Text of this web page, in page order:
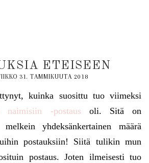
ETEISEEN
31. TAMMIKUUTA 2018
kuinka suosittu tuo viimeksi
naimisiin -postaus oli. Sitä on
yhdeksänkertainen määrä
postauksiin! Siitä tulikin mun
postaus. Joten ilmeisesti tuo